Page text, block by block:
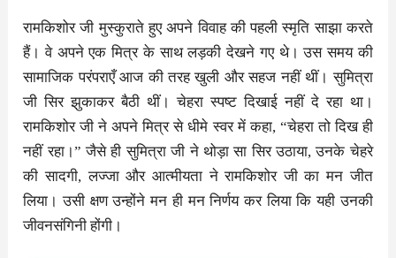
रामकिशोर जी मुस्कुराते हुए अपने विवाह की पहली स्मृति साझा करते
हैं। वे अपने एक मित्र के साथ लड़की देखने गए थे। उस समय की
सामाजिक परंपराएँ आज की तरह खुली और सहज नहीं थीं। सुमित्रा
जी सिर झुकाकर बैठी थीं। चेहरा स्पष्ट दिखाई नहीं दे रहा था।
रामकिशोर जी ने अपने मित्र से धीमे स्वर में कहा, “चेहरा तो दिख ही
नहीं रहा।” जैसे ही सुमित्रा जी ने थोड़ा सा सिर उठाया, उनके चेहरे
की सादगी, लज्जा और आत्मीयता ने रामकिशोर जी का मन जीत
लिया। उसी क्षण उन्होंने मन ही मन निर्णय कर लिया कि यही उनकी
जीवनसंगिनी होंगी।